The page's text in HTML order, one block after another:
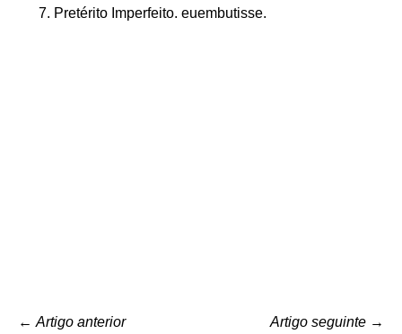
Pretérito Imperfeito. euembutisse.
← Artigo anterior
Artigo seguinte →